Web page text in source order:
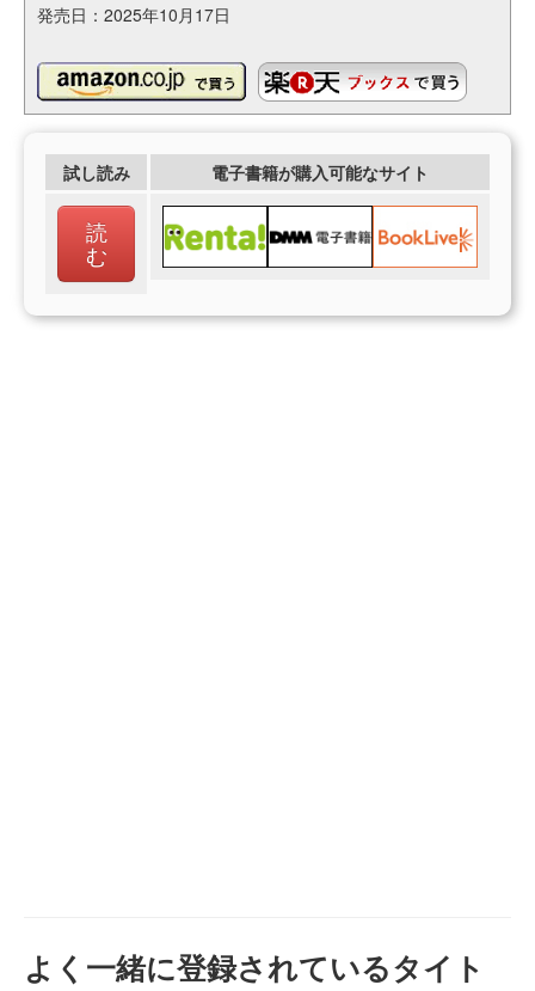
発売日：2025年10月17日
試し読み 電子書籍が購入可能なサイト
読
む
よく一緒に登録されているタイト